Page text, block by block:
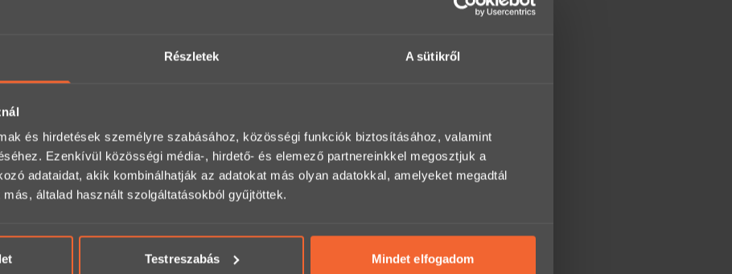
Részletek A sütikről
és hirdetések személyre szabásához, közösségi funkciók biztosításához, valamint
Ezenkívül közösségi média-, hirdető- és elemező partnereinkkel megosztjuk a
adataidat, akik kombinálhatják az adatokat más olyan adatokkal, amelyeket megadtál
általad használt szolgáltatásokból gyűjtöttek.
Testreszabás Mindet elfogadom
itt:
előre egyeztetve legyen igénybe vehető.